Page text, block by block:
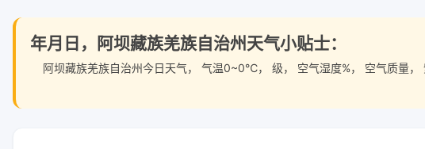
年月日，阿坝藏族羌族自治州天气小贴士：
阿坝藏族羌族自治州今日天气， 气温0~0℃， 级， 空气湿度%， 空气质量，